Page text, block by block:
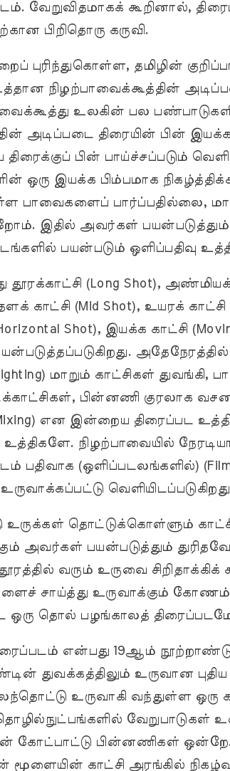
வேறுவிதமாகக் கூறினால்,
பிறிதொரு கருவி.
புரிந்துகொள்ள, தமிழின்
நிழற்பாவைக்கூத்தின்
உலகின் பல
அடிப்படை திரையின் பின்
பின் பாய்ச்சப்படும்
ஒரு இயக்க பிம்பமாக
பாவைகளைப் பார்ப்பதில்லை,
இதில் அவர்கள்
பயன்படும் ஒளிப்பதிவு
தூரக்காட்சி (Long Shot),
காட்சி (Mid Shot), உயரக் காட்சி
Shot), இயக்க காட்சி
மாறும் காட்சிகள் துவங்கி,
பின்னணி குரலாக
Mixing) என இன்றைய திரைப்பட
உத்திகளே. நிழற்பாவையில்
பதிவாக (ஒளிப்படலங்களில்)
உருவாக்கப்பட்டு
உருக்கள் தொட்டுக்கொள்ளும்
அவர்கள் பயன்படுத்தும்
வரும் உருவை
சாய்த்து உருவாக்கும்
தொல் பழங்காலத் திரைப்படமே
என்பது 19ஆம் நூற்றாண்டு
துவக்கத்திலும் உருவான
உருவாகி வந்துள்ள ஒரு
வேறுபாடுகள்
கோட்பாட்டு பின்னணிகள் ஒன்றே.
மூளையின் காட்சி அரங்கில்